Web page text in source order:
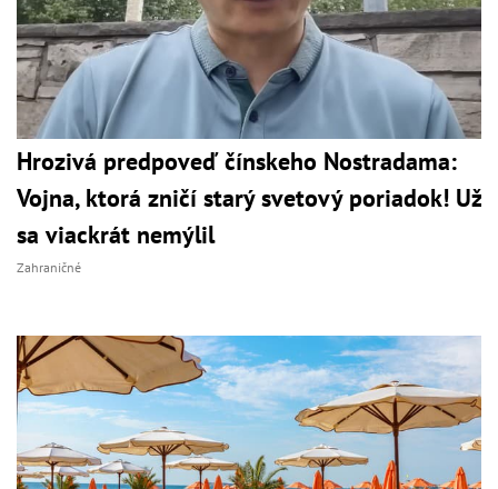
Hrozivá predpoveď čínskeho Nostradama:
Vojna, ktorá zničí starý svetový poriadok! Už
sa viackrát nemýlil
Zahraničné